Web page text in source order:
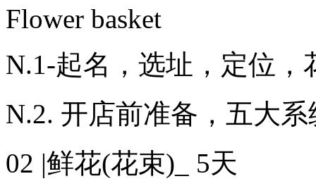
Flower basket
N.1-起名，选址，定位，
N.2. 开店前准备，五大
02 |鲜花(花束)_ 5天